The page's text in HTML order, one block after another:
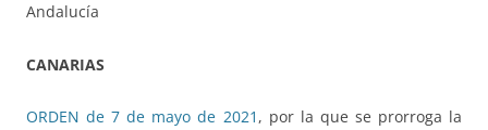
Andalucía
CANARIAS
ORDEN de 7 de mayo de 2021 , por la que se prorroga la